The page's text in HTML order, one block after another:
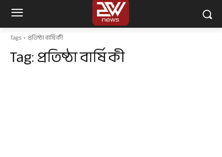
Tags প্রতিষ্ঠা বার্ষিকী
Tag:প্রতিষ্ঠা বার্ষিকী